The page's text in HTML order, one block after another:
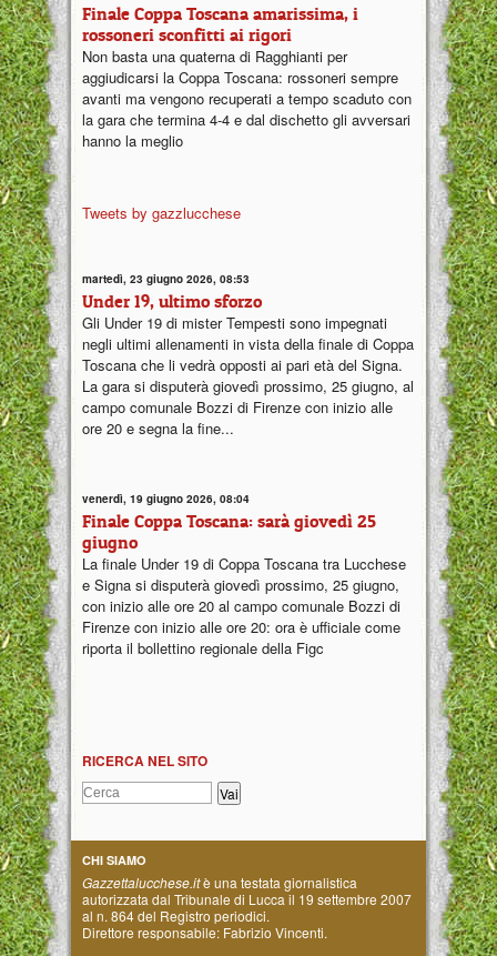
Finale Coppa Toscana amarissima, i
rossoneri sconfitti ai rigori
Non basta una quaterna di Ragghianti per
aggiudicarsi la Coppa Toscana: rossoneri sempre
avanti ma vengono recuperati a tempo scaduto con
la gara che termina 4-4 e dal dischetto gli avversari
hanno la meglio
Tweets by gazzlucchese
martedì, 23 giugno 2026, 08:53
Under 19, ultimo sforzo
Gli Under 19 di mister Tempesti sono impegnati
negli ultimi allenamenti in vista della finale di Coppa
Toscana che li vedrà opposti ai pari età del Signa.
La gara si disputerà giovedì prossimo, 25 giugno, al
campo comunale Bozzi di Firenze con inizio alle
ore 20 e segna la fine...
venerdì, 19 giugno 2026, 08:04
Finale Coppa Toscana: sarà giovedì 25
giugno
La finale Under 19 di Coppa Toscana tra Lucchese
e Signa si disputerà giovedì prossimo, 25 giugno,
con inizio alle ore 20 al campo comunale Bozzi di
Firenze con inizio alle ore 20: ora è ufficiale come
riporta il bollettino regionale della Figc
RICERCA NEL SITO
CHI SIAMO
Gazzettalucchese.itè una testata giornalistica
autorizzata dal Tribunale di Lucca il 19 settembre 2007
al n. 864 del Registro periodici.
Direttore responsabile: Fabrizio Vincenti.